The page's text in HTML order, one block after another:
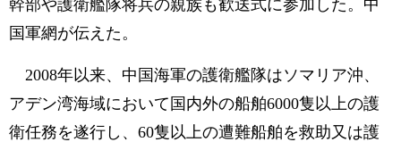
幹部や護衛艦隊将兵の親族も歓送式に参加した。中
国軍網が伝えた。
2008年以来、中国海軍の護衛艦隊はソマリア沖、
アデン湾海域において国内外の船舶6000隻以上の護
衛任務を遂行し、60隻以上の遭難船舶を救助又は護